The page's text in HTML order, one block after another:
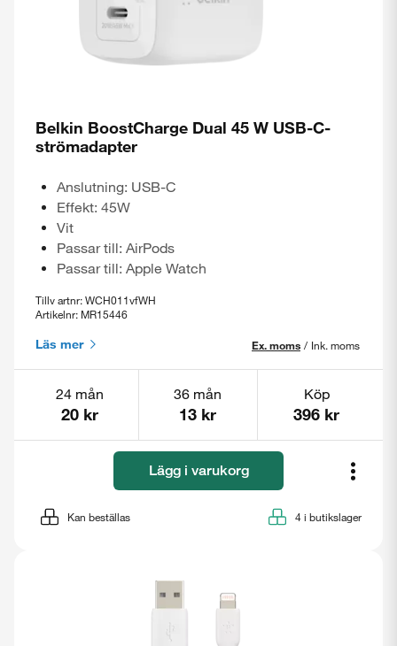
Belkin BoostCharge Dual 45 W USB-C-
strömadapter
Anslutning: USB-C
Effekt: 45W
Vit
Passar till: AirPods
Passar till: Apple Watch
Tillv artnr: WCH011vfWH
Artikelnr: MR15446
Läs mer Ex. moms / Ink. moms
24 mån
20 kr
36 mån
13 kr
Köp
396 kr
Lägg i varukorg
Kan beställas 4 i butikslager